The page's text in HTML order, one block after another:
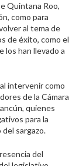
Quintana Roo,
como para
al tema de
de éxito, como el
los han llevado a
intervenir como
de la Cámara
quienes
para la
sargazo.
del